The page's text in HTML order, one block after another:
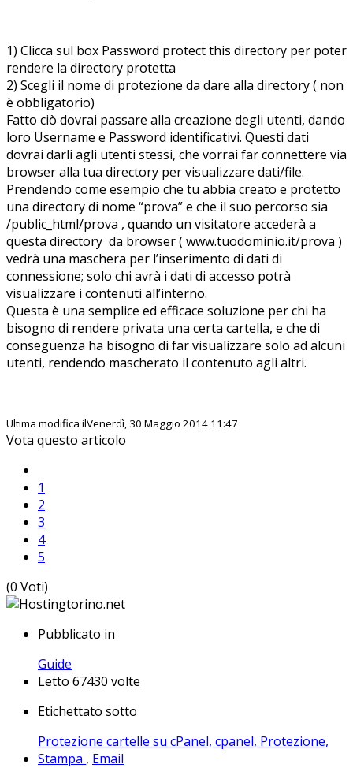
1) Clicca sul box Password protect this directory per poter
rendere la directory protetta
2) Scegli il nome di protezione da dare alla directory ( non
è obbligatorio)
Fatto ciò dovrai passare alla creazione degli utenti, dando
loro Username e Password identificativi. Questi dati
dovrai darli agli utenti stessi, che vorrai far connettere via
browser alla tua directory per visualizzare dati/file.
Prendendo come esempio che tu abbia creato e protetto
una directory di nome “prova” e che il suo percorso sia
/public_html/prova , quando un visitatore accederà a
questa directory da browser ( www.tuodominio.it/prova )
vedrà una maschera per l’inserimento di dati di
connessione; solo chi avrà i dati di accesso potrà
visualizzare i contenuti all’interno.
Questa è una semplice ed efficace soluzione per chi ha
bisogno di rendere privata una certa cartella, e che di
conseguenza ha bisogno di far visualizzare solo ad alcuni
utenti, rendendo mascherato il contenuto agli altri.
Ultima modifica ilVenerdì, 30 Maggio 2014 11:47
Vota questo articolo
1
2
3
4
5
(0 Voti)
Pubblicato in
Guide
Letto 67430 volte
Etichettato sotto
Protezione cartelle su cPanel, cpanel, Protezione,
Stampa , Email